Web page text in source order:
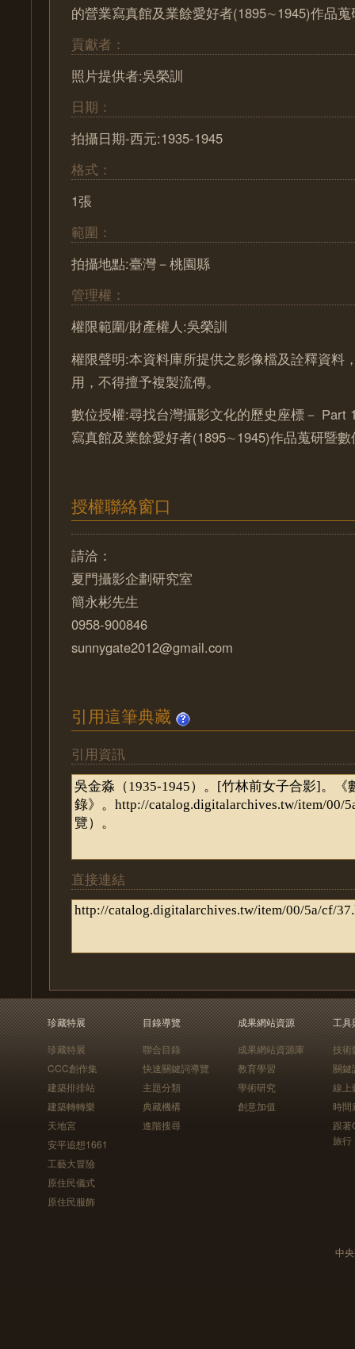
的營業寫真館及業餘愛好者(1895∼1945)作品
貢獻者：
照片提供者:吳榮訓
日期：
拍攝日期-西元:1935-1945
格式：
1張
範圍：
拍攝地點:臺灣－桃園縣
管理權：
權限範圍/財產權人:吳榮訓
權限聲明:本資料庫所提供之影像檔及詮釋資料
用，不得擅予複製流傳。
數位授權:尋找台灣攝影文化的歷史座標－ Part
寫真館及業餘愛好者(1895∼1945)作品蒐研暨
授權聯絡窗口
請洽：
夏門攝影企劃研究室
簡永彬先生
0958-900846
sunnygate2012@gmail.com
引用這筆典藏
引用資訊
直接連結
珍藏特展
珍藏特展
CCC創作集
建築排排站
建築轉轉樂
天地宮
安平追想1661
工藝大冒險
原住民儀式
原住民服飾
目錄導覽
聯合目錄
快速關鍵詞導覽
主題分類
典藏機構
進階搜尋
成果網站資源
成果網站資源庫
教育學習
學術研究
創意加值
工具
技術
關鍵
線上
時間
跟
旅行
中